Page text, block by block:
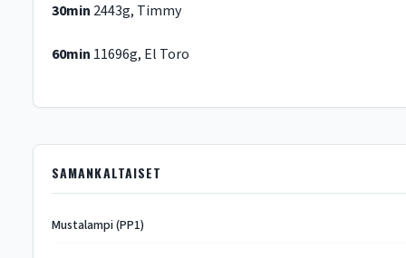
30min 2443g, Timmy
60min 11696g, El Toro
SAMANKALTAISET
Mustalampi (PP1)